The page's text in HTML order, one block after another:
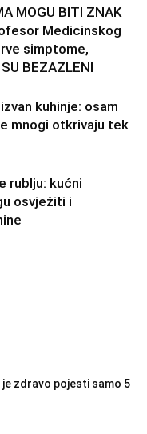
MOGU BITI ZNAK
Medicinskog
simptome,
BEZAZLENI
kuhinje: osam
mnogi otkrivaju tek
rublju: kućni
osvježiti i
je zdravo pojesti samo 5